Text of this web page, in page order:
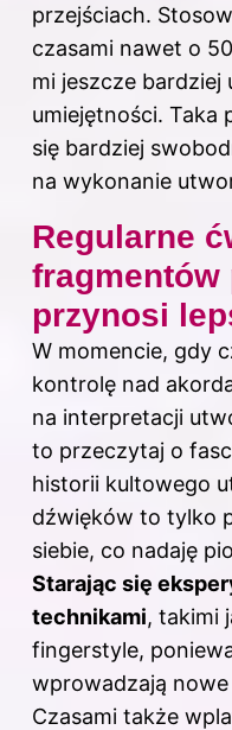
przejściach.
czasami nawet o
mi jeszcze bardziej
umiejętności. Taka
się bardziej
na wykonanie
Regularne
fragmentów
przynosi
W momencie, gdy
kontrolę nad
na interpretacji
to przeczytaj o
historii kultowego
dźwięków to tylko
siebie, co nadaję
Starając się
technikami, takimi
fingerstyle,
wprowadzają
Czasami także